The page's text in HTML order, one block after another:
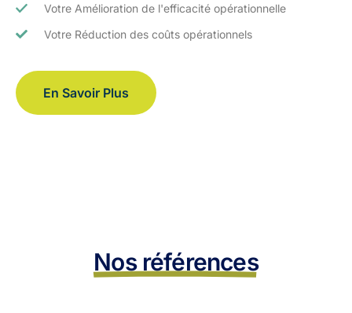
Votre Amélioration de l'efficacité opérationnelle
Votre Réduction des coûts opérationnels
En Savoir Plus
Nos références